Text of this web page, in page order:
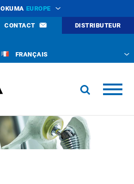
OKUMA EUROPE
CONTACT DISTRIBUTEUR
FRANÇAIS